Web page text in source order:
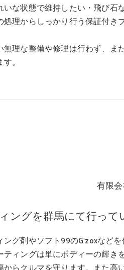
な状態で維持したい・飛び
理からしっかり行う保証付
理な整備や修理は行わず、
。
有限
ングを群馬にて行って
グ剤やソフト99のG'zoxなど
ィングは単にボディーの輝き